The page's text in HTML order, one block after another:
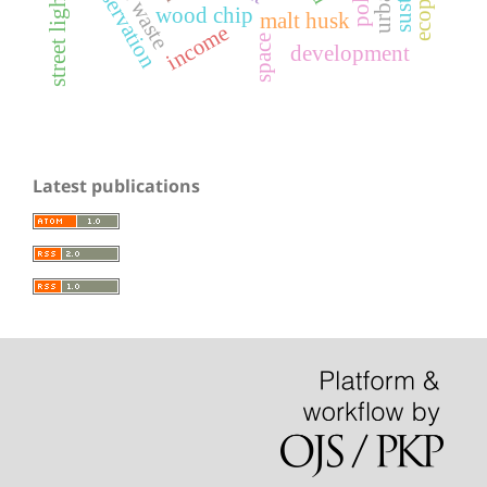
malt husk
wood chip
space
income development
Latest publications